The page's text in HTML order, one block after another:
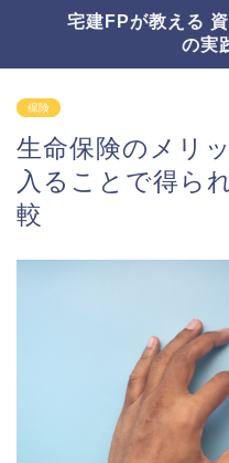
宅建FPが教える
の実
保険
生命保険のメリ
入ることで得ら
較